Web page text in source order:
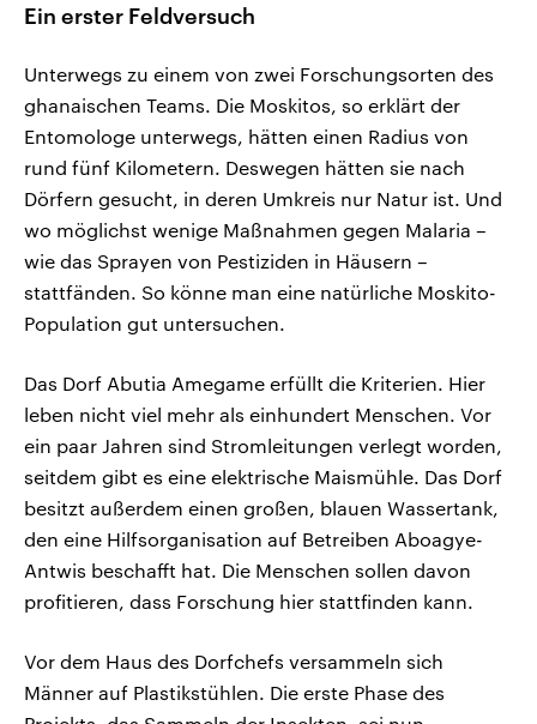
Ein erster Feldversuch
Unterwegs zu einem von zwei Forschungsorten des
ghanaischen Teams. Die Moskitos, so erklärt der
Entomologe unterwegs, hätten einen Radius von
rund fünf Kilometern. Deswegen hätten sie nach
Dörfern gesucht, in deren Umkreis nur Natur ist. Und
wo möglichst wenige Maßnahmen gegen Malaria –
wie das Sprayen von Pestiziden in Häusern –
stattfänden. So könne man eine natürliche Moskito-
Population gut untersuchen.
Das Dorf Abutia Amegame erfüllt die Kriterien. Hier
leben nicht viel mehr als einhundert Menschen. Vor
ein paar Jahren sind Stromleitungen verlegt worden,
seitdem gibt es eine elektrische Maismühle. Das Dorf
besitzt außerdem einen großen, blauen Wassertank,
den eine Hilfsorganisation auf Betreiben Aboagye-
Antwis beschafft hat. Die Menschen sollen davon
profitieren, dass Forschung hier stattfinden kann.
Vor dem Haus des Dorfchefs versammeln sich
Männer auf Plastikstühlen. Die erste Phase des